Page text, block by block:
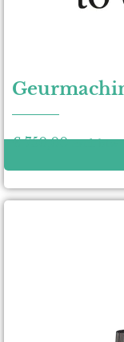
€750,00 excl. btw